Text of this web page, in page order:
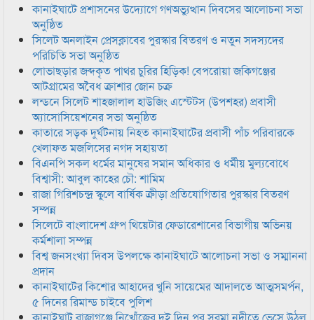
কানাইঘাটে প্রশাসনের উদ্যোগে গণঅভ্যুত্থান দিবসের আলোচনা সভা
অনুষ্ঠিত
সিলেট অনলাইন প্রেসক্লাবের পুরস্কার বিতরণ ও নতুন সদস্যদের
পরিচিতি সভা অনুষ্ঠিত
লোভাছড়ার জব্দকৃত পাথর চুরির হিড়িক! বেপরোয়া জকিগঞ্জের
আটগ্রামের অবৈধ ক্রাশার জোন চক্র
লন্ডনে সিলেট শাহজালাল হাউজিং এস্টেটস (উপশহর) প্রবাসী
অ্যাসোসিয়েশনের সভা অনুষ্ঠিত
কাতারে সড়ক দুর্ঘটনায় নিহত কানাইঘাটের প্রবাসী পাঁচ পরিবারকে
খেলাফত মজলিসের নগদ সহায়তা
বিএনপি সকল ধর্মের মানুষের সমান অধিকার ও ধর্মীয় মুল্যবোধে
বিশ্বাসী: আবুল কাহের চৌ: শামিম
রাজা গিরিশচন্দ্র স্কুলে বার্ষিক ক্রীড়া প্রতিযোগিতার পুরস্কার বিতরণ
সম্পন্ন
সিলেটে বাংলাদেশ গ্রুপ থিয়েটার ফেডারেশানের বিভাগীয় অভিনয়
কর্মশালা সম্পন্ন
বিশ্ব জনসংখ্যা দিবস উপলক্ষে কানাইঘাটে আলোচনা সভা ও সম্মাননা
প্রদান
কানাইঘাটের কিশোর আহাদের খুনি সায়েমের আদালতে আত্মসমর্পন,
৫ দিনের রিমান্ড চাইবে পুলিশ